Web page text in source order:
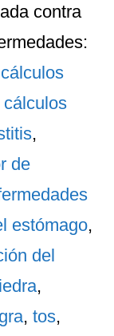
contra
:
cálculos
cálculos
,
de
estómago,
del
,
,tos,